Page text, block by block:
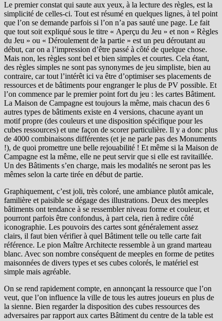
Le premier constat qui saute aux yeux, à la lecture des règles, est la
simplicité de celles-ci. Tout est résumé en quelques lignes, à tel point
que l’on se demande parfois si l’on n’a pas sauté une page. Le fait
que tout soit expliqué sous le titre « Aperçu du Jeu » et non « Règles
du Jeu » ou « Déroulement de la partie » est un peu déroutant au
début, car on a l’impression d’être passé à côté de quelque chose.
Mais non, les règles sont bel et bien simples et courtes. Cela étant,
des règles simples ne sont pas synonymes de jeu simpliste, bien au
contraire, car tout l’intérêt ici va être d’optimiser ses placements de
ressources et de bâtiments pour engranger le plus de PV possible. Et
l’on commence par le premier point fort du jeu : les cartes Bâtiment.
La Maison de Campagne est toujours la même, mais chacun des 6
autres types de bâtiments existe en 4 versions, chacune ayant un
motif propre (des couleurs et une disposition spécifique pour les
cubes ressources) et une façon de scorer particulière. Il y a donc plus
de 4000 combinaisons différentes (et je ne parle pas des Monuments
!), de quoi promettre une belle rejouabilité ! Et même si la Maison de
Campagne est la même, elle ne peut servir que si elle est ravitaillée.
Un des Bâtiments s’en charge, mais les modalités ne seront pas les
mêmes selon la carte tirée en début de partie.
Graphiquement, c’est joli, très coloré, une ambiance plutôt amicale,
familière et paisible se dégage des illustrations. Deux des meeples
bâtiments ont tendance à se ressembler niveau forme et couleur, et
pourront parfois être confondus, à part cela, rien à redire côté
iconographie. Les pouvoirs des cartes sont généralement assez
clairs, il faut bien vérifier à quel Bâtiment telle ou telle carte fait
référence. Le pion Maître Architecte ressemble à un grand marteau
blanc. Avec son nombre conséquent de meeples en forme de petites
maisonnées de divers types et ses cubes colorés, le matériel est
simple mais agréable.
On se rend rapidement compte, en annonçant la ressource que l’on
veut, que l’on influence la ville de tous les autres joueurs en plus de
la sienne. Bien regarder la disposition des cubes ressources des
adversaires par rapport aux cartes Bâtiment du centre de la table est